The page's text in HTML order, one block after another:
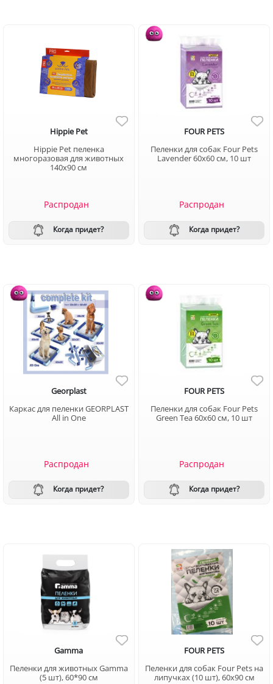
Hippie Pet
Hippie Pet пеленка
многоразовая для животных
140x90 см
Распродан
Когда придет?
FOUR PETS
Пеленки для собак Four Pets
Lavender 60х60 см, 10 шт
Распродан
Когда придет?
Georplast
Каркас для пеленки GEORPLAST
All in One
Распродан
Когда придет?
FOUR PETS
Пеленки для собак Four Pets
Green Tea 60х60 см, 10 шт
Распродан
Когда придет?
Gamma
Пеленки для животных Gamma
(5 шт), 60*90 см
FOUR PETS
Пеленки для собак Four Pets на
липучках (10 шт), 60х90 см